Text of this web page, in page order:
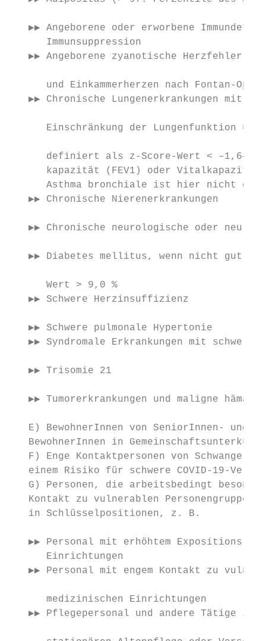
▶▶ Angeborene oder erworbene
Immunsuppression
▶▶ Angeborene zyanotische Herzfehler (O
und Einkammerherzen nach Fontan-
▶▶ Chronische Lungenerkrankungen mit
Einschränkung der Lungenfunktion
definiert als z-Score-Wert < –1,64
kapazität (FEV1) oder
Asthma bronchiale ist hier nicht
   ▶▶ Chronische Nierenerkrankungen
▶▶ Chronische neurologische oder
▶▶ Diabetes mellitus, wenn nicht gut
Wert > 9,0 %
   ▶▶ Schwere Herzinsuffizienz
▶▶ Schwere pulmonale Hypertonie
▶▶ Syndromale Erkrankungen mit schwerer
   ▶▶ Trisomie 21
▶▶ Tumorerkrankungen und maligne
E) BewohnerInnen von SeniorInnen- und
BewohnerInnen in
F) Enge Kontaktpersonen von
einem Risiko für schwere COVID-19-
G) Personen, die arbeitsbedingt
Kontakt zu vulnerablen Personengruppen
   in Schlüsselpositionen, z. B.
▶▶ Personal mit erhöhtem
      Einrichtungen
▶▶ Personal mit engem Kontakt zu
medizinischen Einrichtungen
▶▶ Pflegepersonal und andere Tätige in